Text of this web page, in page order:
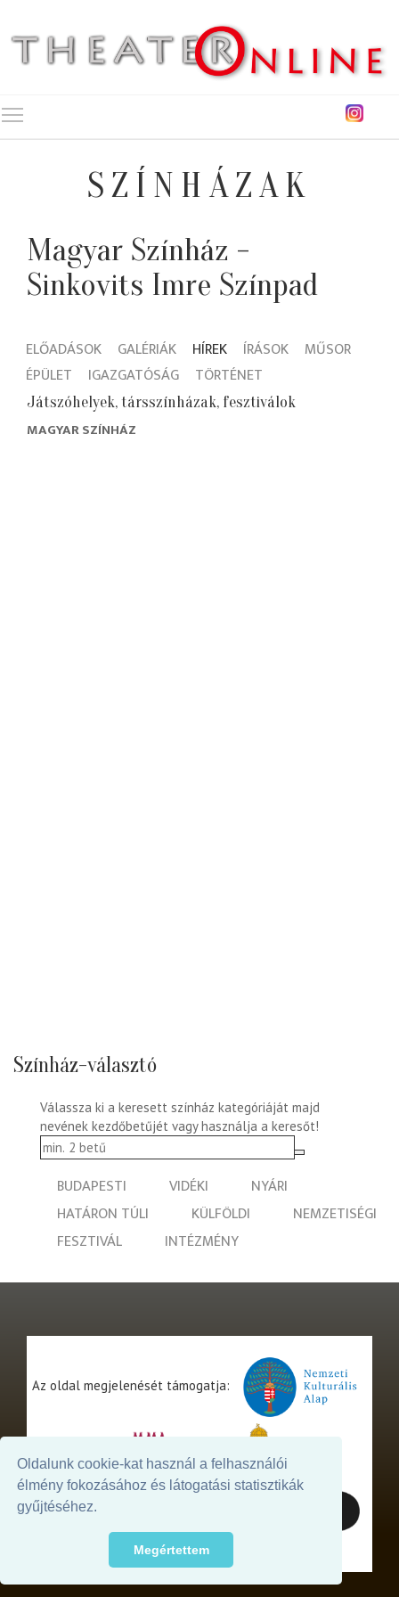
Oldalunk cookie-kat használ a felhasználói
élmény fokozásához és látogatási statisztikák
gyűjtéséhez.
Megértettem
SZÍNHÁZAK
Magyar Színház -
Sinkovits Imre Színpad
ELŐADÁSOK GALÉRIÁK HÍREK ÍRÁSOK
MŰSOR
ÉPÜLET
IGAZGATÓSÁG TÖRTÉNET
Játszóhelyek, társszínházak, fesztiválok
MAGYAR SZÍNHÁZ
Színház-választó
Válassza ki a keresett színház kategóriáját majd
nevének kezdőbetűjét vagy használja a keresőt!
BUDAPESTI VIDÉKI
NYÁRI
HATÁRON TÚLI
KÜLFÖLDI
NEMZETISÉGI
FESZTIVÁL
INTÉZMÉNY
Az oldal megjelenését támogatja: